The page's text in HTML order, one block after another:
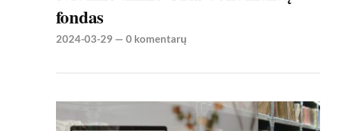
fondas
2024-03-29— 0 komentarų